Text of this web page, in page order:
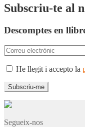
Subscriu-te al
Descomptes en
He llegit i accepto la
Segueix-nos